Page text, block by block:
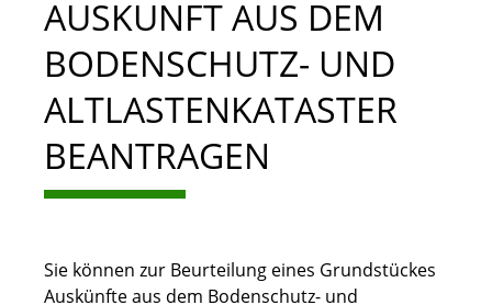
AUSKUNFT AUS DEM
BODENSCHUTZ- UND
ALTLASTENKATASTER
BEANTRAGEN
Sie können zur Beurteilung eines Grundstückes
Auskünfte aus dem Bodenschutz- und